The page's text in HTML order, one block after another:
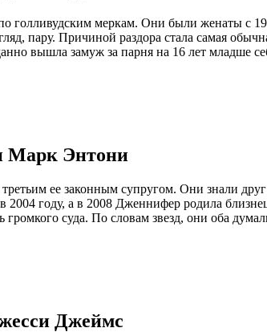
голливудским меркам. Они были женаты с
пару. Причиной раздора стала самая
вышла замуж за парня на 16 лет младше
Марк Энтони
ее законным супругом. Они знали
году, а в 2008 Дженнифер родила
суда. По словам звезд, они оба
Джеймс